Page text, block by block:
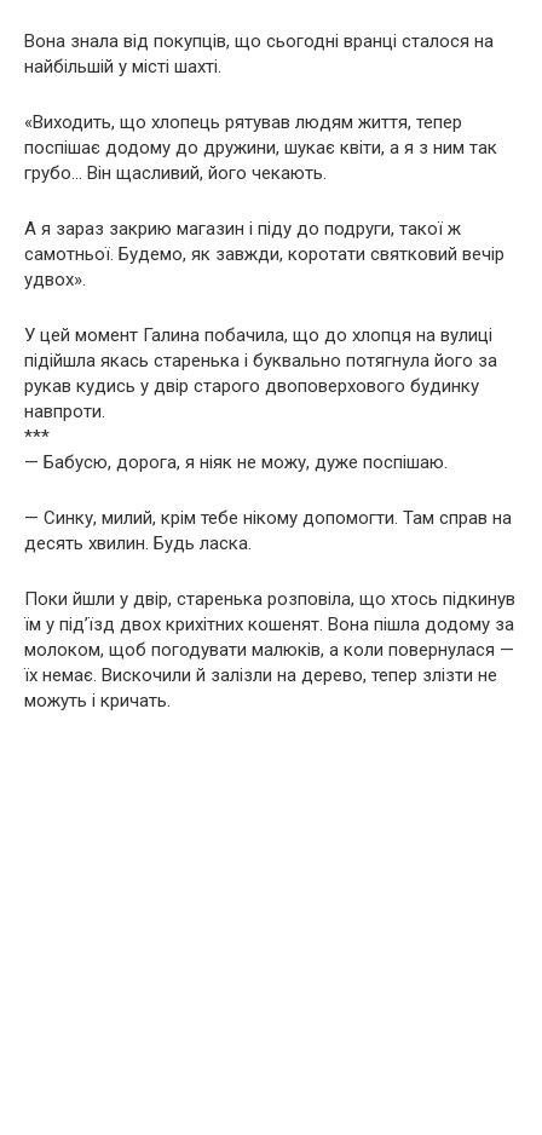
Вона знала від покупців, що сьогодні вранці сталося на
найбільшій у місті шахті.
«Виходить, що хлопець рятував людям життя, тепер
поспішає додому до дружини, шукає квіти, а я з ним так
грубо… Він щасливий, його чекають.
А я зараз закрию магазин і піду до подруги, такої ж
самотньої. Будемо, як завжди, коротати святковий вечір
удвох».
У цей момент Галина побачила, що до хлопця на вулиці
підійшла якась старенька і буквально потягнула його за
рукав кудись у двір старого двоповерхового будинку
навпроти.
***
— Бабусю, дорога, я ніяк не можу, дуже поспішаю.
— Синку, милий, крім тебе нікому допомогти. Там справ на
десять хвилин. Будь ласка.
Поки йшли у двір, старенька розповіла, що хтось підкинув
їм у під’їзд двох крихітних кошенят. Вона пішла додому за
молоком, щоб погодувати малюків, а коли повернулася —
їх немає. Вискочили й залізли на дерево, тепер злізти не
можуть і кричать.